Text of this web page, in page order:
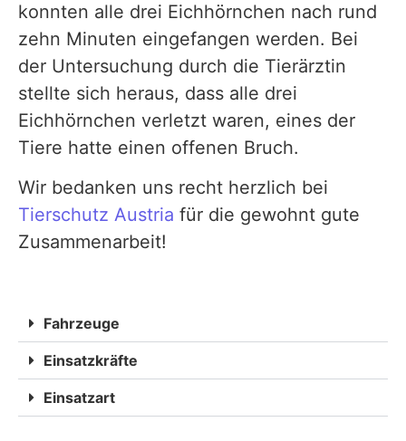
konnten alle drei Eichhörnchen nach rund
zehn Minuten eingefangen werden. Bei
der Untersuchung durch die Tierärztin
stellte sich heraus, dass alle drei
Eichhörnchen verletzt waren, eines der
Tiere hatte einen offenen Bruch.
Wir bedanken uns recht herzlich bei
Tierschutz Austria für die gewohnt gute
Zusammenarbeit!
Fahrzeuge
Einsatzkräfte
Einsatzart